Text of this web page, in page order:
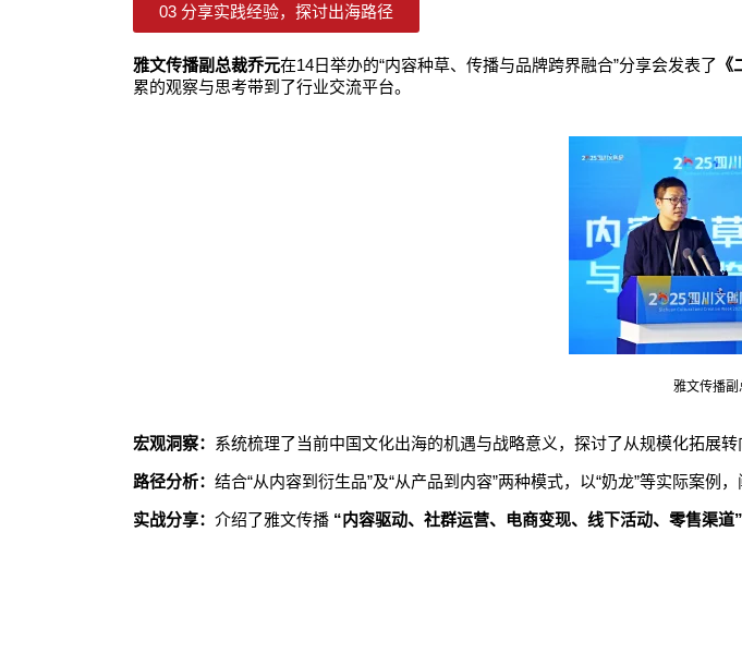
03 分享实践经验，探讨出海路径
雅文传播副总裁乔元在14日举办的“内容种草、传播与品牌跨界融合”分享会发表了
累的观察与思考带到了行业交流平台。
雅文传播
宏观洞察： 系统梳理了当前中国文化出海的机遇与战略意义，探讨了从规模化拓展转
路径分析： 结合“从内容到衍生品”及“从产品到内容”两种模式，以“奶龙”等实际案例
实战分享： 介绍了雅文传播 “内容驱动、社群运营、电商变现、线下活动、零售渠道”